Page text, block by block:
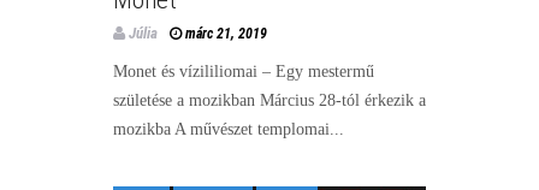
Júlia márc 21, 2019
Monet és vízililiomai – Egy mestermű
születése a mozikban Március 28-tól érkezik a
mozikba A művészet templomai...